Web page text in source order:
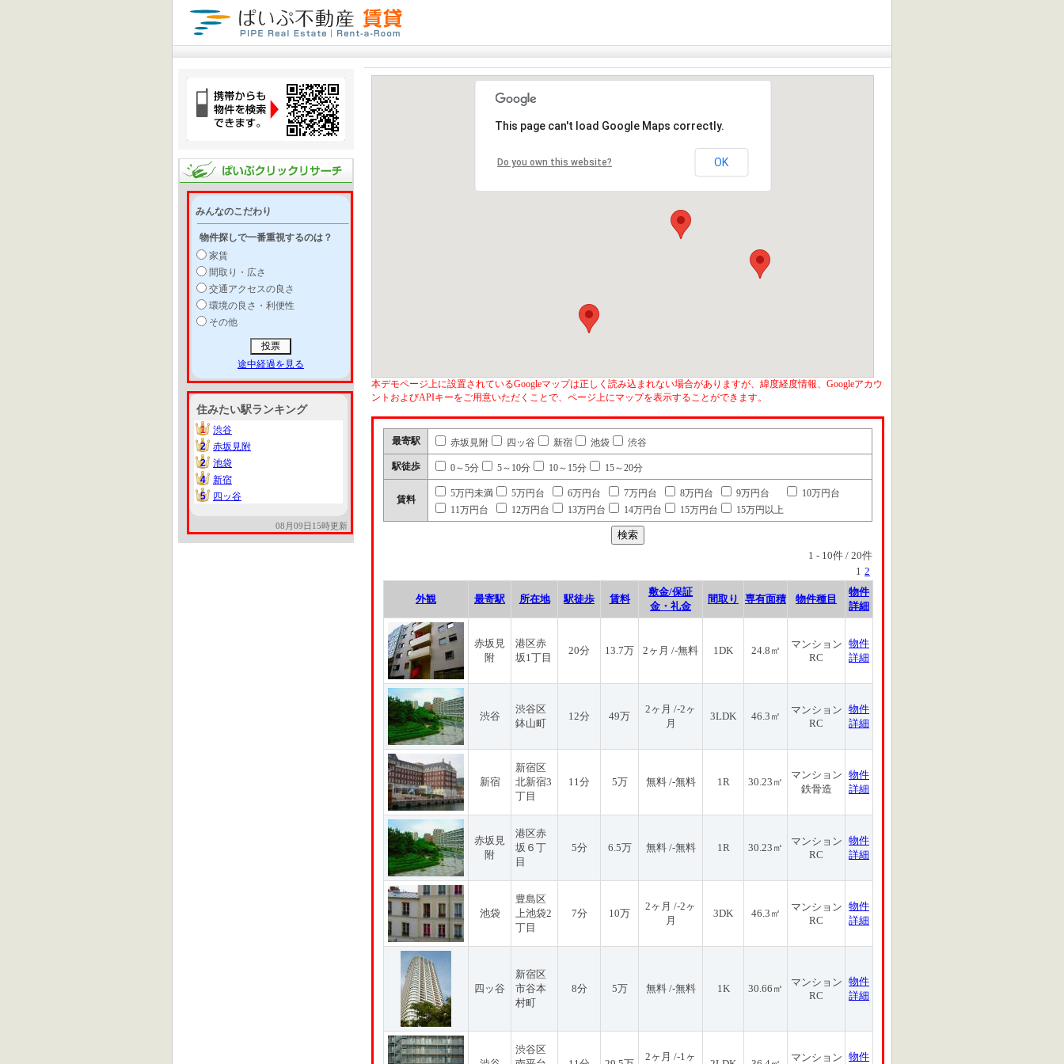
みんなのこだわり
物件探しで一番重視するのは？
家賃
間取り・広さ
交通アクセスの良さ
環境の良さ・利便性
その他
途中経過を見る
住みたい駅ランキング
1
1
渋谷
2
2
赤坂見附
2
2
池袋
4
4
新宿
5
5 四ッ谷
08月09日15時更新
This page can't load Google Maps correctly.
Do you own this website? OK
本デモページ上に設置されているGoogleマップは正しく読み込まれない場合がありますが、緯度経度情報、Googleアカウ
ントおよびAPIキーをご用意いただくことで、ページ上にマップを表示することができます。
最寄駅 赤坂見附 四ッ谷 新宿 池袋 渋谷
駅徒歩 0～5分 5～10分 10～15分 15～20分
賃料
5万円未満 5万円台 6万円台 7万円台 8万円台 9万円台
10万円台
11万円台
12万円台 13万円台 14万円台 15万円台 15万円以上
1 - 10件 / 20件
1 2
外観 最寄駅 所在地 駅徒歩 賃料
敷金/保証
金・礼金
間取り 専有面積 物件種目
物件
詳細
赤坂見
附
港区赤
坂1丁目
20分 13.7万 2ヶ月 /-無料 1DK 24.8㎡
マンション
RC
物件
詳細
渋谷
渋谷区
鉢山町
12分 49万
2ヶ月 /-2ヶ
月
3LDK 46.3㎡
マンション
RC
物件
詳細
新宿
新宿区
北新宿3
丁目
11分 5万 無料 /-無料 1R 30.23㎡
マンション
鉄骨造
物件
詳細
赤坂見
附
港区赤
坂６丁
目
5分 6.5万 無料 /-無料 1R 30.23㎡
マンション
RC
物件
詳細
池袋
豊島区
上池袋2
丁目
7分 10万
2ヶ月 /-2ヶ
月
3DK 46.3㎡
マンション
RC
物件
詳細
四ッ谷
新宿区
市谷本
村町
8分 5万 無料 /-無料 1K 30.66㎡
マンション
RC
物件
詳細
渋谷区
2ヶ月 /-1ヶ マンション 物件